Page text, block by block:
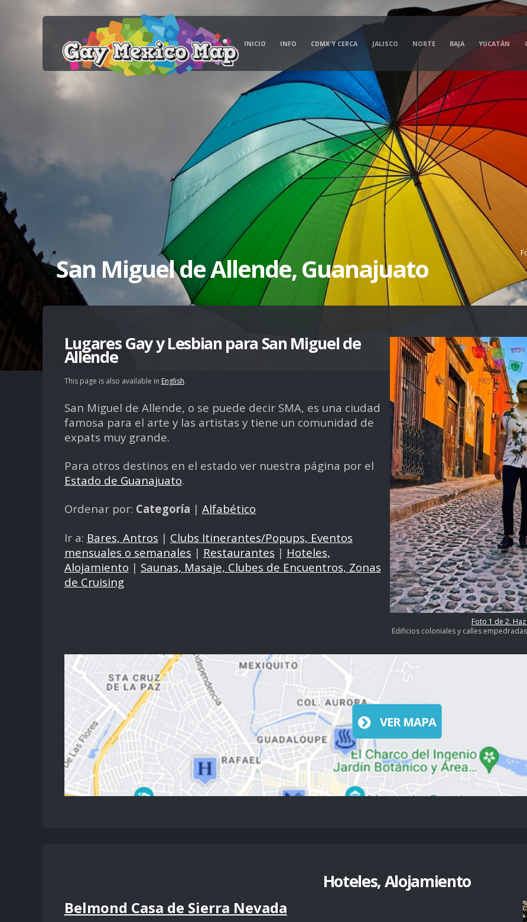
INICIO INFO CDMX Y CERCA JALISCO NORTE BAJA YUCATÁN
San Miguel de Allende, Guanajuato
Foto 1 de 2.
Edificios coloniales y calles
Lugares Gay y Lesbian para San Miguel de
Allende
This page is also available in English.
San Miguel de Allende, o se puede decir SMA, es una ciudad
famosa para el arte y las artistas y tiene un comunidad de
expats muy grande.
Para otros destinos en el estado ver nuestra página por el
Estado de Guanajuato.
Ordenar por: Categoría | Alfabético
Ir a: Bares, Antros | Clubs Itinerantes/Popups, Eventos
mensuales o semanales | Restaurantes | Hoteles,
Alojamiento | Saunas, Masaje, Clubes de Encuentros, Zonas
de Cruising
VER MAPA
Hoteles, Alojamiento
Belmond Casa de Sierra Nevada